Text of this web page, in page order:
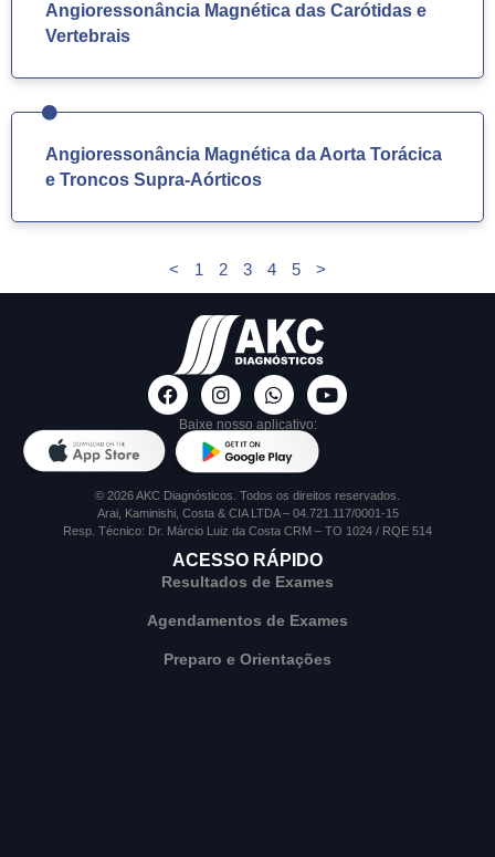
Angioressonância Magnética das Carótidas e
Vertebrais
Angioressonância Magnética da Aorta Torácica
e Troncos Supra-Aórticos
< 1 2 3 4 5 >
Baixe nosso aplicativo:
© 2026 AKC Diagnósticos. Todos os direitos reservados.
Arai, Kaminishi, Costa & CIA LTDA – 04.721.117/0001-15
Resp. Técnico: Dr. Márcio Luiz da Costa CRM – TO 1024 / RQE 514
ACESSO RÁPIDO
Resultados de Exames
Agendamentos de Exames
Preparo e Orientações